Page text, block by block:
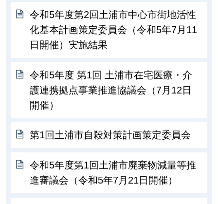
令和5年度第2回土浦市中心市街地活性
化基本計画策定委員会（令和5年7月11
日開催）実施結果
令和5年度 第1回 土浦市在宅医療・介
護連携拠点事業推進協議会（7月12日
開催）
第1回土浦市自殺対策計画策定委員会
令和5年度第1回土浦市廃棄物減量等推
進審議会（令和5年7月21日開催）